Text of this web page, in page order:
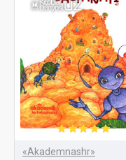
«Akademnashr»